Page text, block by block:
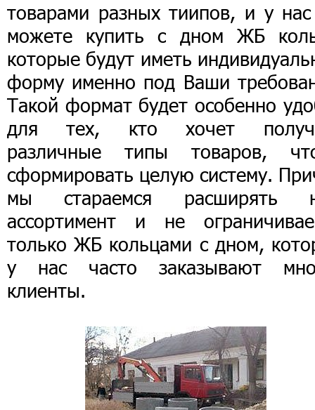
товарами разных тиипов, и у
можете купить с дном ЖБ
которые будут иметь
форму именно под Ваши
Такой формат будет особенно
для тех, кто хочет
различные типы товаров,
сформировать целую систему.
мы стараемся расширять
ассортимент и не
только ЖБ кольцами с дном,
у нас часто заказывают
клиенты.